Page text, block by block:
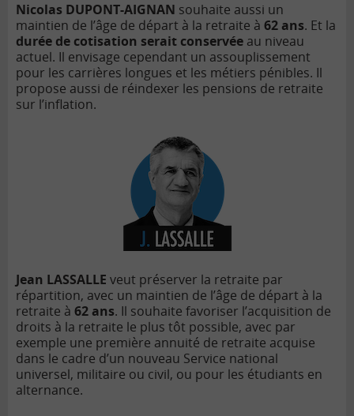
Nicolas DUPONT-AIGNAN souhaite aussi un
maintien de l’âge de départ à la retraite à 62 ans. Et la
durée de cotisation serait conservée au niveau
actuel. Il envisage cependant un assouplissement
pour les carrières longues et les métiers pénibles. Il
propose aussi de réindexer les pensions de retraite
sur l’inflation.
Jean LASSALLE veut préserver la retraite par
répartition, avec un maintien de l’âge de départ à la
retraite à 62 ans. Il souhaite favoriser l’acquisition de
droits à la retraite le plus tôt possible, avec par
exemple une première annuité de retraite acquise
dans le cadre d’un nouveau Service national
universel, militaire ou civil, ou pour les étudiants en
alternance.